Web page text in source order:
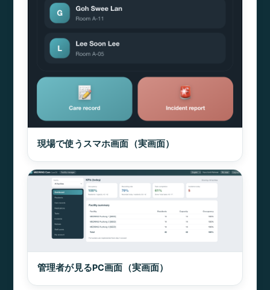
現場で使うスマホ画面（実画面）
管理者が見るPC画面（実画面）